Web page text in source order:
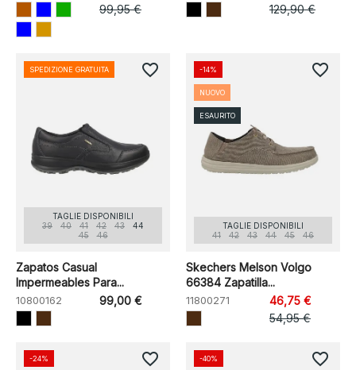
99,95 €
129,90 €
TAGLIE DISPONIBILI
39
40 41 42 43
44
45
46
Zapatos Casual
Impermeables Para...
10800162 99,00 €
SPEDIZIONE GRATUITA favorite_border
TAGLIE DISPONIBILI
41
42 43 44 45 46
Skechers Melson Volgo
66384 Zapatilla...
11800271
46,75 €
54,95 €
-14%
NUOVO
ESAURITO
favorite_border
-24% favorite_border -40% favorite_border